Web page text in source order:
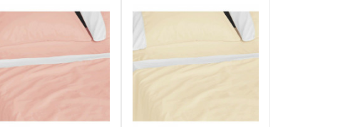
Air-Tex, 100%
Производитель:
(Украина).
Вставки: Air-Tex, 100%
полиэстер. Производитель:
Sonex (Украина).